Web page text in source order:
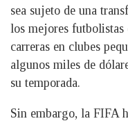
sea sujeto de una
los mejores futbolistas
carreras en clubes
algunos miles de
su temporada.
Sin embargo, la FIFA